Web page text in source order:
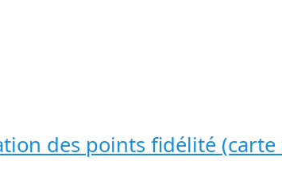
des points fidélité